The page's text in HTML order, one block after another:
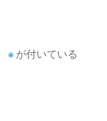
※が付いている